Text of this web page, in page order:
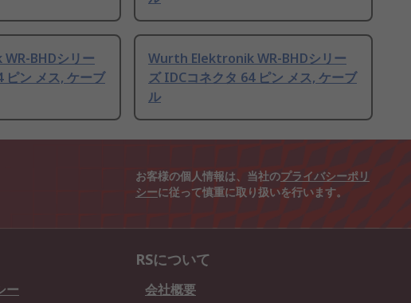
BHDシリー
ピン メス, ケーブ
Wurth Elektronik WR-BHDシリー
ズ IDCコネクタ 64 ピン メス, ケーブ
ル
お客様の個人情報は、当社のプライバシーポリ
シーに従って慎重に取り扱いを行います。
ー
RSについて
会社概要